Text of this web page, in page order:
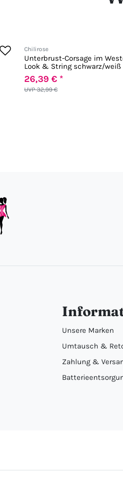
Chilirose
Unterbrust-Corsage im
Look & String schwarz/weiß
UVP 32,99 €
26,39 € *
Unsere Marken
Umtausch &
Zahlung &